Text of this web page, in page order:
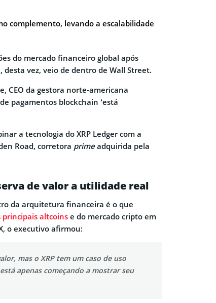
complemento, levando a escalabilidade
do mercado financeiro global após
vez, veio de dentro de Wall Street.
CEO da gestora norte-americana
pagamentos blockchain ‘está
a tecnologia do XRP Ledger com a
Road, corretora primeadquirida pela
de valor a utilidade real
da arquitetura financeira é o que
principais altcoins e do mercado cripto em
o executivo afirmou:
mas o XRP tem um caso de uso
apenas começando a mostrar seu